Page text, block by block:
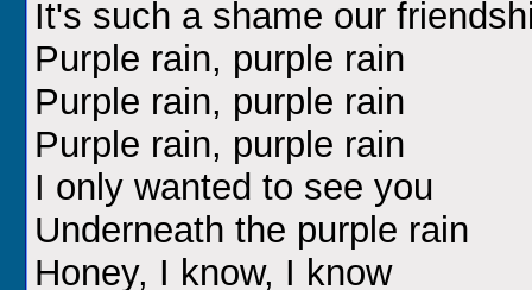
It's such a shame our
Purple rain, purple rain
Purple rain, purple rain
Purple rain, purple rain
I only wanted to see you
Underneath the purple rain
Honey, I know, I know